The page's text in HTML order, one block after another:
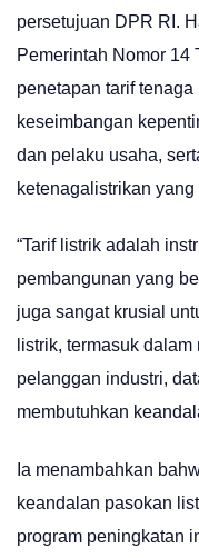
persetujuan DPR RI.
Pemerintah Nomor 14
penetapan tarif
keseimbangan
dan pelaku usaha,
ketenagalistrikan yang
“Tarif listrik adalah
pembangunan yang
juga sangat krusial
listrik, termasuk
pelanggan industri,
membutuhkan
Ia menambahkan
keandalan pasokan
program peningkatan